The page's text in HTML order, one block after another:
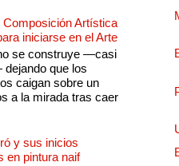
Composición Artística
iniciarse en el Arte
se construye —casi
que los
caigan sobre un
a la mirada tras caer
y sus inicios
en pintura naif